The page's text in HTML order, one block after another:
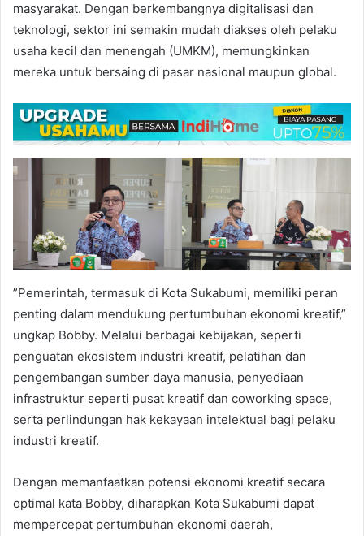
masyarakat. Dengan berkembangnya digitalisasi dan
teknologi, sektor ini semakin mudah diakses oleh pelaku
usaha kecil dan menengah (UMKM), memungkinkan
mereka untuk bersaing di pasar nasional maupun global.
”Pemerintah, termasuk di Kota Sukabumi, memiliki peran
penting dalam mendukung pertumbuhan ekonomi kreatif,”
ungkap Bobby. Melalui berbagai kebijakan, seperti
penguatan ekosistem industri kreatif, pelatihan dan
pengembangan sumber daya manusia, penyediaan
infrastruktur seperti pusat kreatif dan coworking space,
serta perlindungan hak kekayaan intelektual bagi pelaku
industri kreatif.
Dengan memanfaatkan potensi ekonomi kreatif secara
optimal kata Bobby, diharapkan Kota Sukabumi dapat
mempercepat pertumbuhan ekonomi daerah,